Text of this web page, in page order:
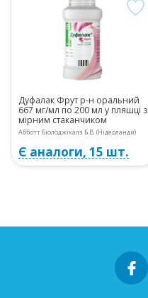
Дуфалак Фрут р-н оральний
667 мг/мл по 200 мл у пляшці з
мірним стаканчиком
Абботт Біолоджікалз Б.В. (Нідерланди)
Є аналоги, 15 шт.